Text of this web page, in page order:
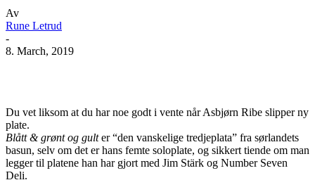
Av
Rune Letrud
-
8. March, 2019
Du vet liksom at du har noe godt i vente når Asbjørn Ribe slipper ny
plate.
Blått & grønt og gulter “den vanskelige tredjeplata” fra sørlandets
basun, selv om det er hans femte soloplate, og sikkert tiende om man
legger til platene han har gjort med Jim Stärk og Number Seven
Deli.